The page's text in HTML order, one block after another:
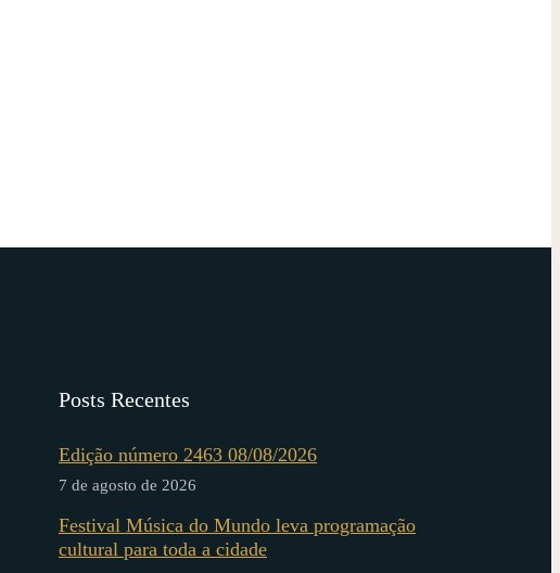
Posts Recentes
Edição número 2463 08/08/2026
7 de agosto de 2026
Festival Música do Mundo leva programação
cultural para toda a cidade